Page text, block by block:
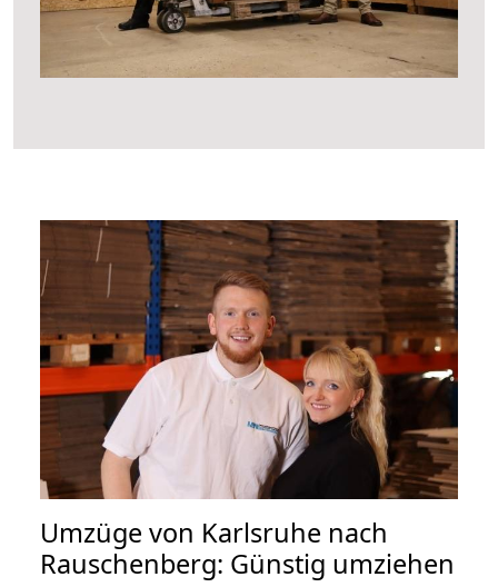
Umzüge von Karlsruhe nach
Rauschenberg: Günstig umziehen